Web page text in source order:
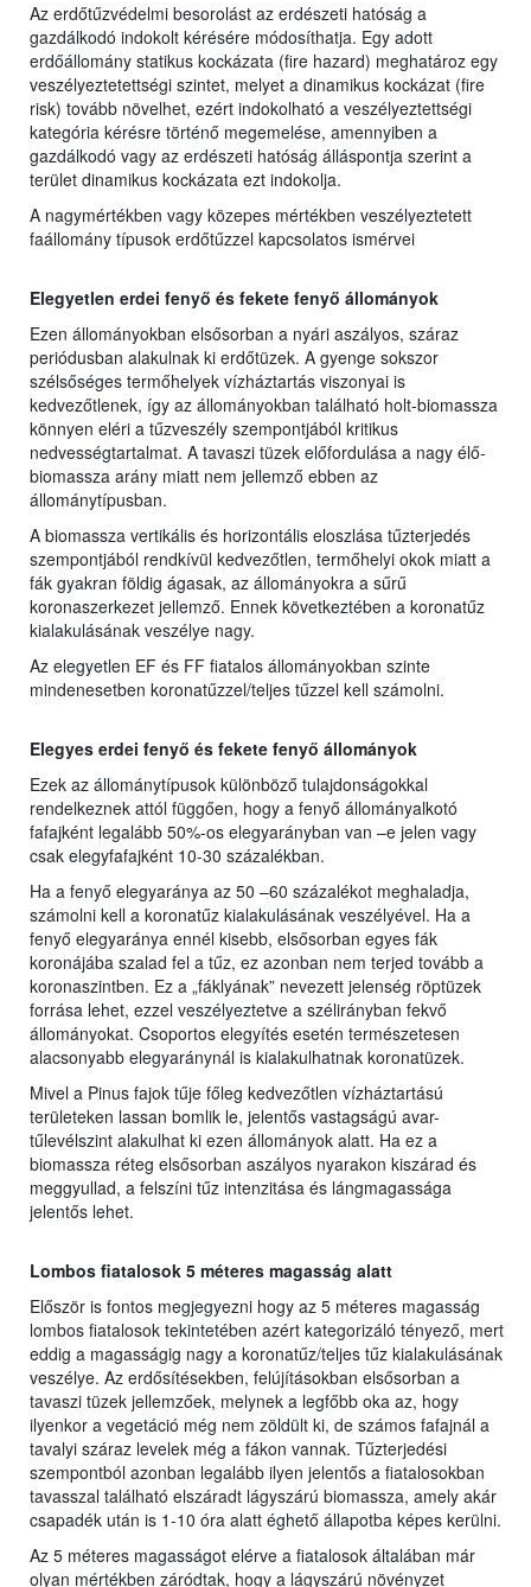
Az erdőtűzvédelmi besorolást az erdészeti hatóság a
gazdálkodó indokolt kérésére módosíthatja. Egy adott
erdőállomány statikus kockázata (fire hazard) meghatároz egy
veszélyeztetettségi szintet, melyet a dinamikus kockázat (fire
risk) tovább növelhet, ezért indokolható a veszélyeztettségi
kategória kérésre történő megemelése, amennyiben a
gazdálkodó vagy az erdészeti hatóság álláspontja szerint a
terület dinamikus kockázata ezt indokolja.
A nagymértékben vagy közepes mértékben veszélyeztetett
faállomány típusok erdőtűzzel kapcsolatos ismérvei
Elegyetlen erdei fenyő és fekete fenyő állományok
Ezen állományokban elsősorban a nyári aszályos, száraz
periódusban alakulnak ki erdőtüzek. A gyenge sokszor
szélsőséges termőhelyek vízháztartás viszonyai is
kedvezőtlenek, így az állományokban található holt-biomassza
könnyen eléri a tűzveszély szempontjából kritikus
nedvességtartalmat. A tavaszi tüzek előfordulása a nagy élő-
biomassza arány miatt nem jellemző ebben az
állománytípusban.
A biomassza vertikális és horizontális eloszlása tűzterjedés
szempontjából rendkívül kedvezőtlen, termőhelyi okok miatt a
fák gyakran földig ágasak, az állományokra a sűrű
koronaszerkezet jellemző. Ennek következtében a koronatűz
kialakulásának veszélye nagy.
Az elegyetlen EF és FF fiatalos állományokban szinte
mindenesetben koronatűzzel/teljes tűzzel kell számolni.
Elegyes erdei fenyő és fekete fenyő állományok
Ezek az állománytípusok különböző tulajdonságokkal
rendelkeznek attól függően, hogy a fenyő állományalkotó
fafajként legalább 50%-os elegyarányban van –e jelen vagy
csak elegyfafajként 10-30 százalékban.
Ha a fenyő elegyaránya az 50 –60 százalékot meghaladja,
számolni kell a koronatűz kialakulásának veszélyével. Ha a
fenyő elegyaránya ennél kisebb, elsősorban egyes fák
koronájába szalad fel a tűz, ez azonban nem terjed tovább a
koronaszintben. Ez a „fáklyának” nevezett jelenség röptüzek
forrása lehet, ezzel veszélyeztetve a szélirányban fekvő
állományokat. Csoportos elegyítés esetén természetesen
alacsonyabb elegyaránynál is kialakulhatnak koronatüzek.
Mivel a Pinus fajok tűje főleg kedvezőtlen vízháztartású
területeken lassan bomlik le, jelentős vastagságú avar-
tűlevélszint alakulhat ki ezen állományok alatt. Ha ez a
biomassza réteg elsősorban aszályos nyarakon kiszárad és
meggyullad, a felszíni tűz intenzitása és lángmagassága
jelentős lehet.
Lombos fiatalosok 5 méteres magasság alatt
Először is fontos megjegyezni hogy az 5 méteres magasság
lombos fiatalosok tekintetében azért kategorizáló tényező, mert
eddig a magasságig nagy a koronatűz/teljes tűz kialakulásának
veszélye. Az erdősítésekben, felújításokban elsősorban a
tavaszi tüzek jellemzőek, melynek a legfőbb oka az, hogy
ilyenkor a vegetáció még nem zöldült ki, de számos fafajnál a
tavalyi száraz levelek még a fákon vannak. Tűzterjedési
szempontból azonban legalább ilyen jelentős a fiatalosokban
tavasszal található elszáradt lágyszárú biomassza, amely akár
csapadék után is 1-10 óra alatt éghető állapotba képes kerülni.
Az 5 méteres magasságot elérve a fiatalosok általában már
olyan mértékben záródtak, hogy a lágyszárú növényzet